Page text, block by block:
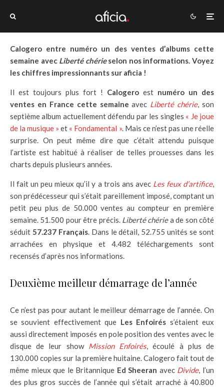
Calogero entre numéro un des ventes d’albums cette
semaine avec Liberté chérieselon nos informations. Voyez
les chiffres impressionnants sur aficia !
Il est toujours plus fort ! Calogero est numéro un des
ventes en France cette semaine avec Liberté chérie, son
septième album actuellement défendu par les singles « Je joue
de la musique » et « Fondamental ». Mais ce n’est pas une réelle
surprise. On peut même dire que c’était attendu puisque
l’artiste est habitué à réaliser de telles prouesses dans les
charts depuis plusieurs années.
Il fait un peu mieux qu’il y a trois ans avec Les feux d’artifice,
son prédécesseur qui s’était pareillement imposé, comptant un
petit peu plus de 50.000 ventes au compteur en première
semaine. 51.500 pour être précis. Liberté chériea de son côté
séduit 57.237 Français. Dans le détail, 52.755 unités se sont
arrachées en physique et 4.482 téléchargements sont
recensés d’après nos informations.
Deuxième meilleur démarrage de l’année
Ce n’est pas pour autant le meilleur démarrage de l’année. On
se souvient effectivement que Les Enfoirés s’étaient eux
aussi directement imposés en pole position des ventes avec le
disque de leur show Mission Enfoirés, écoulé à plus de
130.000 copies sur la première huitaine. Calogero fait tout de
même mieux que le Britannique Ed Sheeran avec Divide, l’un
des plus gros succès de l’année qui s’était arraché à 40.800